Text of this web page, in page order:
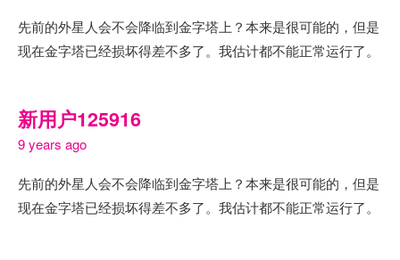
先前的外星人会不会降临到金字塔上？本来是很可能的，但是
现在金字塔已经损坏得差不多了。我估计都不能正常运行了。
新用户125916
9 years ago
先前的外星人会不会降临到金字塔上？本来是很可能的，但是
现在金字塔已经损坏得差不多了。我估计都不能正常运行了。